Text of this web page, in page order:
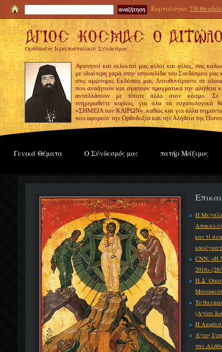
Εορτολόγιο: 7/8
Ορθόδοξος Ιεραποστολικός Σύνδεσμος
Αγαπητοί και εκλεκτοί μας φίλοι και φίλες, σας
με ιδιαίτερη χαρά στην ιστοσελίδα του Συνδέσμου μας
στις ομώνυμες Εκδόσεις μας. Απευθυνόμαστε σε
που αναζητούν και αγαπούν πραγματικά την αλήθεια
ανταλλάσουν με τίποτε άλλο στον κόσμο.
ενημερωθείτε κυρίως, για όλα τα εσχατολογικά
«ΣΗΜΕΙΑ των ΚΑΙΡΩΝ», καθώς και για άλλα
που αφορούν την Ορθοδοξία και την Αλήθεια της
Γενικά Θέματα Ο Σύνδεσμός μας πατήρ Μάξιμος
Η Μεγάλη
και τί
CNN: «Η
2016»
Η Δ΄
Το
(Αγίου
Η
Άγιος
την